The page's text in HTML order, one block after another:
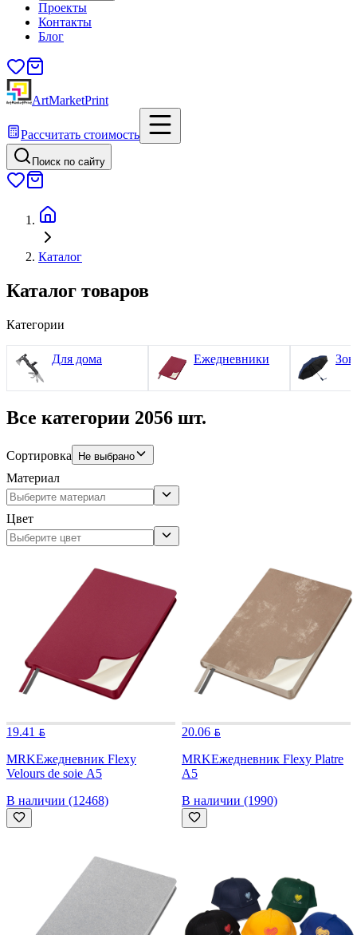
Проекты
Контакты
Блог
ArtMarketPrint
Рассчитать стоимость
Поиск по сайту
Каталог
Каталог товаров
Категории
Для дома Ежедневники
Все категории 2056 шт.
Сортировка Не выбрано
Материал
Цвет
19.41
MRKЕжедневник Flexy
Velours de soie А5
В наличии (12468)
20.06
MRKЕжедневник Flexy Platre
А5
В наличии (1990)